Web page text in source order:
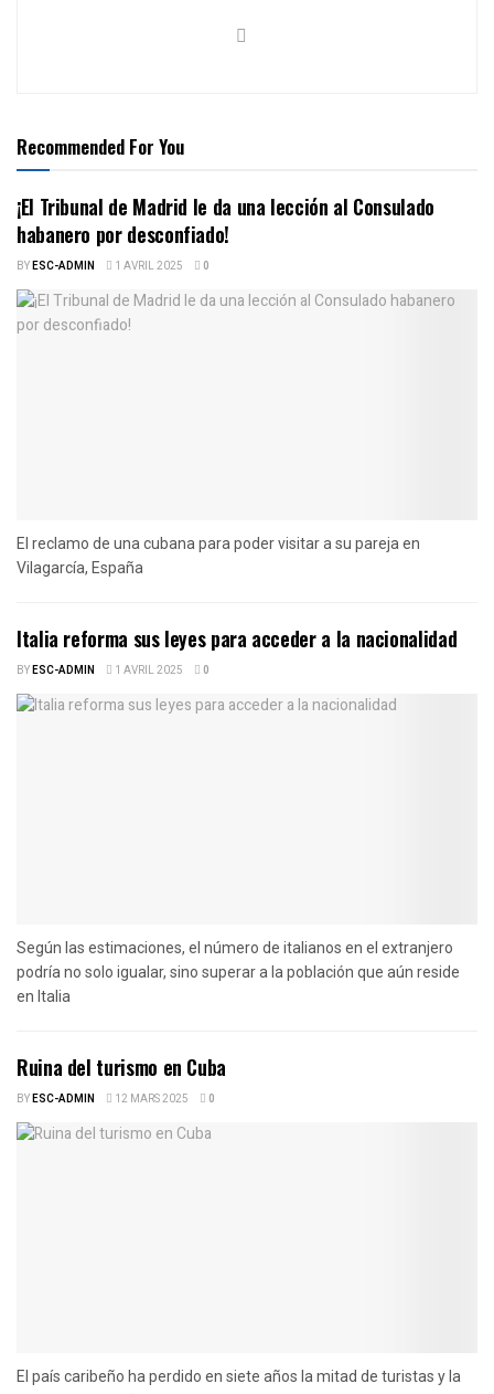
Recommended For You
¡El Tribunal de Madrid le da una lección al Consulado
habanero por desconfiado!
BYESC-ADMIN 1 AVRIL 2025 0
El reclamo de una cubana para poder visitar a su pareja en
Vilagarcía, España
Italia reforma sus leyes para acceder a la nacionalidad
BYESC-ADMIN 1 AVRIL 2025 0
Según las estimaciones, el número de italianos en el extranjero
podría no solo igualar, sino superar a la población que aún reside
en Italia
Ruina del turismo en Cuba
BYESC-ADMIN 12 MARS 2025 0
El país caribeño ha perdido en siete años la mitad de turistas y la